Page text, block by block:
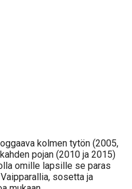
kolmen tytön (2005,
pojan (2010 ja 2015)
omille lapsille se paras
sosetta ja